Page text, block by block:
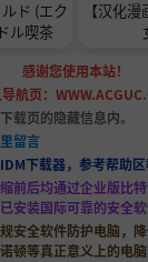
ド (エク
ル喫茶
【汉化
感谢您使用本站！
航页：
页的隐藏信息内。
留言
下载器，参考帮助区
后均通过企业版比
安装国际可靠的安全软
全软件防护电脑，
顿等真正意义上的电脑